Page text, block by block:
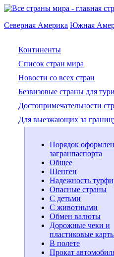
Северная Америка Южная
Континенты
Список стран мира
Новости со всех стран
Безвизовые страны для
Достопримечательности
Для выезжающих за
Порядок
загранпаспорта
Общее
Шенген
Надежность
Опасные страны
С детьми
С животными
Обмен валюты
Дорожные чеки и
пластиковые
В полете
Прокат